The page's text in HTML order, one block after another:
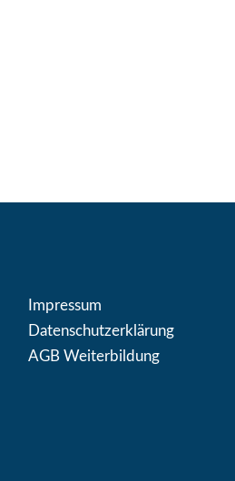
Impressum
Datenschutzerklärung
AGB Weiterbildung